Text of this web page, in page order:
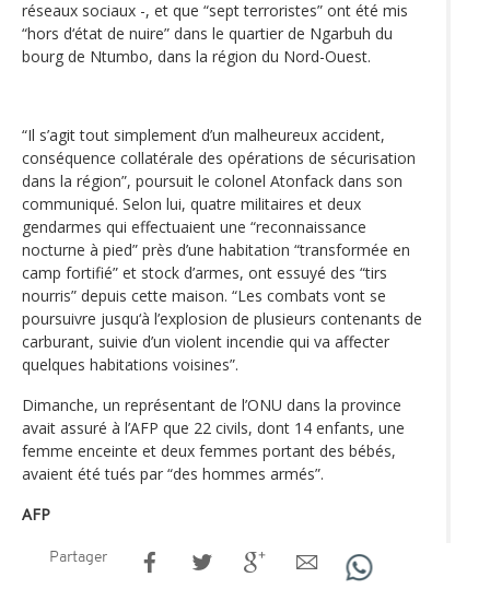
réseaux sociaux -, et que “sept terroristes” ont été mis
“hors d‘état de nuire” dans le quartier de Ngarbuh du
bourg de Ntumbo, dans la région du Nord-Ouest.
“Il s’agit tout simplement d’un malheureux accident,
conséquence collatérale des opérations de sécurisation
dans la région”, poursuit le colonel Atonfack dans son
communiqué. Selon lui, quatre militaires et deux
gendarmes qui effectuaient une “reconnaissance
nocturne à pied” près d’une habitation “transformée en
camp fortifié” et stock d’armes, ont essuyé des “tirs
nourris” depuis cette maison. “Les combats vont se
poursuivre jusqu‘à l’explosion de plusieurs contenants de
carburant, suivie d’un violent incendie qui va affecter
quelques habitations voisines”.
Dimanche, un représentant de l’ONU dans la province
avait assuré à l’AFP que 22 civils, dont 14 enfants, une
femme enceinte et deux femmes portant des bébés,
avaient été tués par “des hommes armés”.
AFP
Partager